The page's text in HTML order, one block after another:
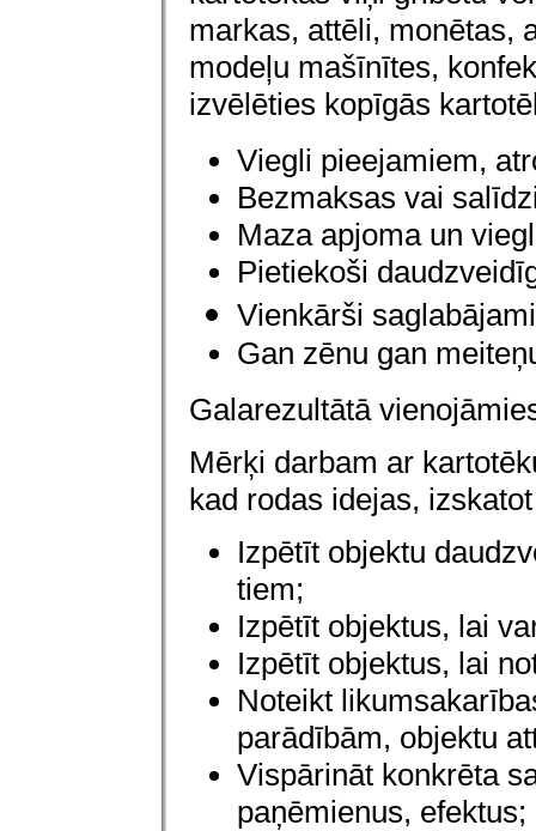
markas, attēli, monētas,
modeļu mašīnītes,
izvēlēties kopīgās
Viegli pieejamiem,
Bezmaksas vai
Maza apjoma un
Pietiekoši
Vienkārši
Gan zēnu gan
Galarezultātā
Mērķi darbam ar
kad rodas idejas,
Izpētīt objektu
tiem;
Izpētīt objektus, lai
Izpētīt objektus, lai
Noteikt
parādībām, objektu
Vispārināt konkrēta
paņēmienus, efektus;